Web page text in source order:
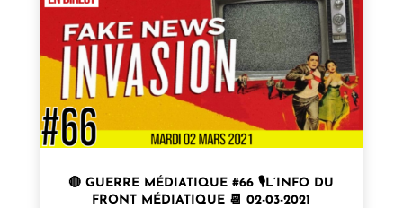
🔴 GUERRE MÉDIATIQUE #66 🎙L’INFO DU
FRONT MÉDIATIQUE 📆 02-03-2021